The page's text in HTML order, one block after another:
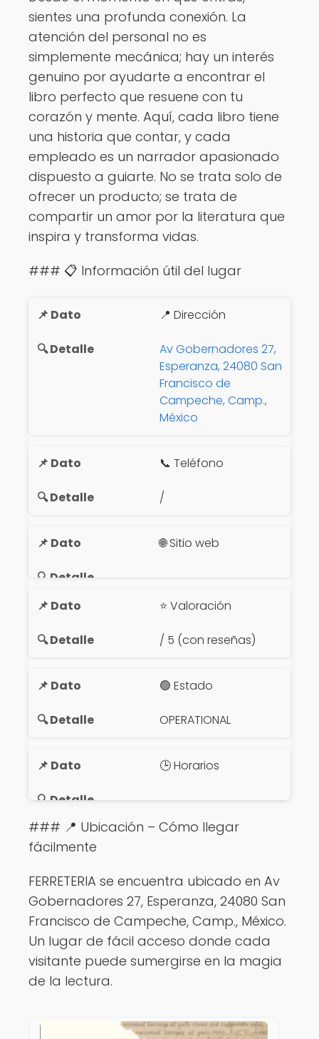
sientes una profunda conexión. La
atención del personal no es
simplemente mecánica; hay un interés
genuino por ayudarte a encontrar el
libro perfecto que resuene con tu
corazón y mente. Aquí, cada libro tiene
una historia que contar, y cada
empleado es un narrador apasionado
dispuesto a guiarte. No se trata solo de
ofrecer un producto; se trata de
compartir un amor por la literatura que
inspira y transforma vidas.
### 📋 Información útil del lugar
📍 Dirección
Av Gobernadores 27,
Esperanza, 24080 San
Francisco de
Campeche, Camp.,
México
📞 Teléfono
/
🌐 Sitio web
⭐ Valoración
/ 5 (con reseñas)
🟢 Estado
OPERATIONAL
🕒 Horarios
### 📍 Ubicación – Cómo llegar
fácilmente
FERRETERIA se encuentra ubicado en Av
Gobernadores 27, Esperanza, 24080 San
Francisco de Campeche, Camp., México.
Un lugar de fácil acceso donde cada
visitante puede sumergirse en la magia
de la lectura.